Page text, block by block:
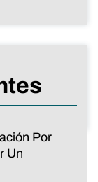
Por
Un